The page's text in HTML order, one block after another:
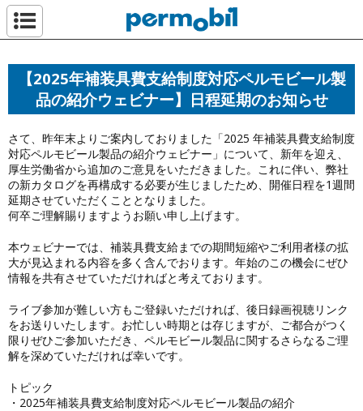
【2025年補装具費支給制度対応ペルモビール製
品の紹介ウェビナー】日程延期のお知らせ
さて、昨年末よりご案内しておりました「2025 年補装具費支給制度
対応ペルモビール製品の紹介ウェビナー」について、新年を迎え、
厚生労働省から追加のご意見をいただきました。これに伴い、弊社
の新カタログを再構成する必要が生じましたため、開催日程を1週間
延期させていただくこととなりました。
何卒ご理解賜りますようお願い申し上げます。
本ウェビナーでは、補装具費支給までの期間短縮やご利用者様の拡
大が見込まれる内容を多く含んでおります。年始のこの機会にぜひ
情報を共有させていただければと考えております。
ライブ参加が難しい方もご登録いただければ、後日録画視聴リンク
をお送りいたします。お忙しい時期とは存じますが、ご都合がつく
限りぜひご参加いただき、ペルモビール製品に関するさらなるご理
解を深めていただければ幸いです。
トピック
・2025年補装具費支給制度対応ペルモビール製品の紹介